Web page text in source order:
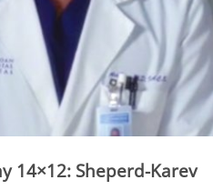
14×12: Sheperd-Karev